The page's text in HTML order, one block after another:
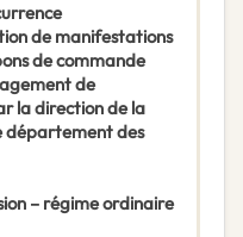
de manifestations
de commande
de
la direction de la
département des
– régime ordinaire